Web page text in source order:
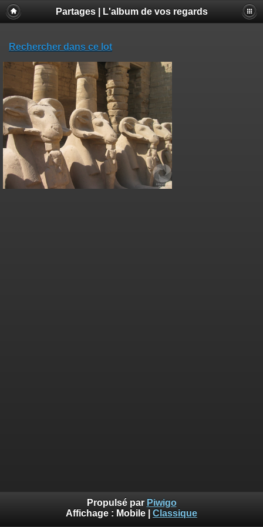
Partages | L'album de vos regards
Rechercher dans ce lot
Propulsé par Piwigo
Affichage : Mobile Classique